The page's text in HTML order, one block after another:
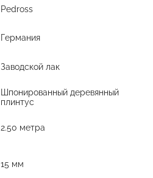
Pedross
Германия
Заводской лак
Шпонированный деревянный
плинтус
2.50 метра
15 мм